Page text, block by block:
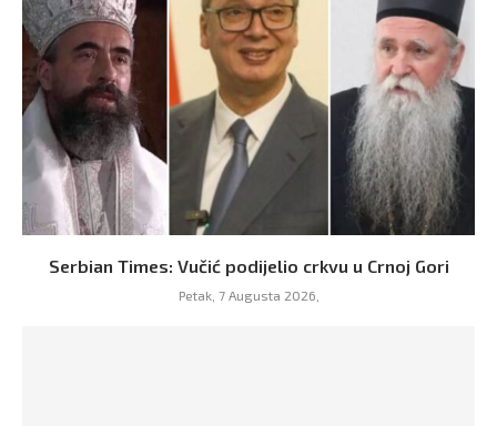
Serbian Times: Vučić podijelio crkvu u Crnoj Gori
Petak, 7 Augusta 2026,